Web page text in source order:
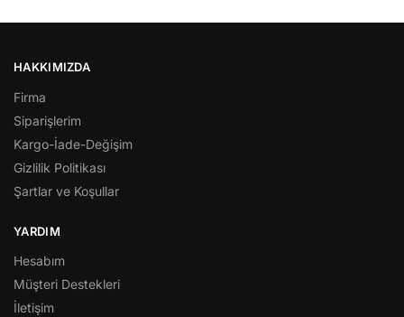
HAKKIMIZDA
Firma
Siparişlerim
Kargo-İade-Değişim
Gizlilik Politikası
Şartlar ve Koşullar
YARDIM
Hesabım
Müşteri Destekleri
İletişim